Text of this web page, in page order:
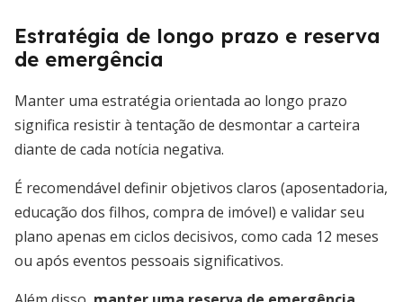
Estratégia de longo prazo e reserva
de emergência
Manter uma estratégia orientada ao longo prazo
significa resistir à tentação de desmontar a carteira
diante de cada notícia negativa.
É recomendável definir objetivos claros (aposentadoria,
educação dos filhos, compra de imóvel) e validar seu
plano apenas em ciclos decisivos, como cada 12 meses
ou após eventos pessoais significativos.